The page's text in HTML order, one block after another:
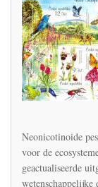
Neonicotinoide
voor de
geactualiseerde
wetenschappelijke